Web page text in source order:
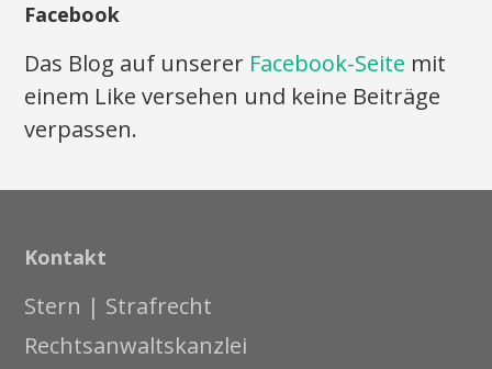
Facebook
Das Blog auf unserer Facebook-Seite mit
einem Like versehen und keine Beiträge
verpassen.
Kontakt
Stern | Strafrecht
Rechtsanwaltskanzlei